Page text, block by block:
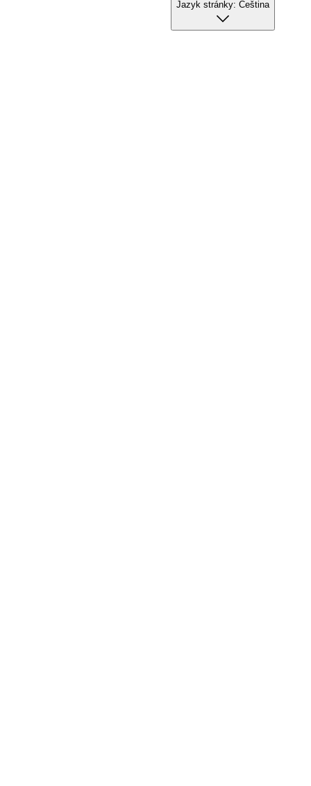
Jazyk stránky: Čeština